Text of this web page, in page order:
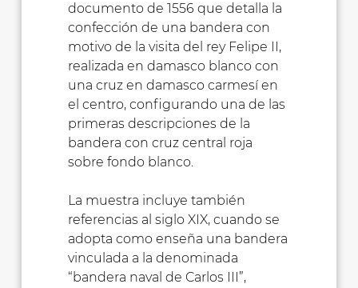
documento de 1556 que detalla la
confección de una bandera con
motivo de la visita del rey Felipe II,
realizada en damasco blanco con
una cruz en damasco carmesí en
el centro, configurando una de las
primeras descripciones de la
bandera con cruz central roja
sobre fondo blanco.
La muestra incluye también
referencias al siglo XIX, cuando se
adopta como enseña una bandera
vinculada a la denominada
“bandera naval de Carlos III”,